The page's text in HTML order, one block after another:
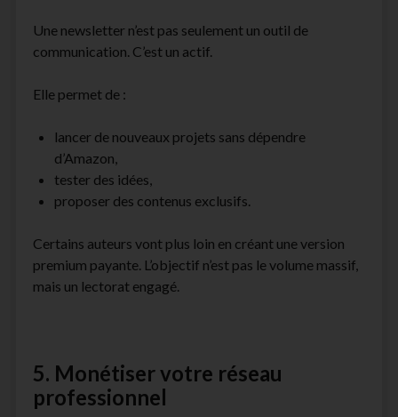
Une newsletter n’est pas seulement un outil de
communication. C’est un actif.
Elle permet de :
lancer de nouveaux projets sans dépendre
d’Amazon,
tester des idées,
proposer des contenus exclusifs.
Certains auteurs vont plus loin en créant une version
premium payante. L’objectif n’est pas le volume massif,
mais un lectorat engagé.
5. Monétiser votre réseau
professionnel